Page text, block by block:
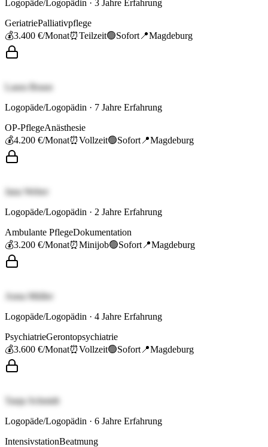
Logopäde/Logopädin · 3 Jahre Erfahrung
GeriatriePalliativpflege
💰3.400 €/Monat⏰Teilzeit🟢Sofort 📍Magdeburg
Laura Braun
Logopäde/Logopädin · 7 Jahre Erfahrung
OP-PflegeAnästhesie
💰4.200 €/Monat⏰Vollzeit🟢Sofort 📍Magdeburg
Jana Weber
Logopäde/Logopädin · 2 Jahre Erfahrung
Ambulante PflegeDokumentation
💰3.200 €/Monat⏰Minijob🟢Sofort 📍Magdeburg
Anna Müller
Logopäde/Logopädin · 4 Jahre Erfahrung
PsychiatrieGerontopsychiatrie
💰3.600 €/Monat⏰Vollzeit🟢Sofort 📍Magdeburg
Tanja Schmidt
Logopäde/Logopädin · 6 Jahre Erfahrung
IntensivstationBeatmung